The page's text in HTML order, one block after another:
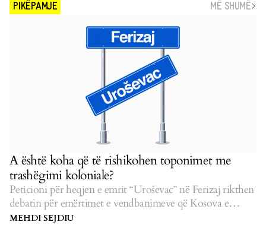
PIKËPAMJE MË SHUMË
A është koha që të rishikohen toponimet me
trashëgimi koloniale?
Peticioni për heqjen e emrit “Uroševac” në Ferizaj rikthen
debatin për emërtimet e vendbanimeve që Kosova e
pasluftës i la të pazgjidhura.
MEHDI SEJDIU